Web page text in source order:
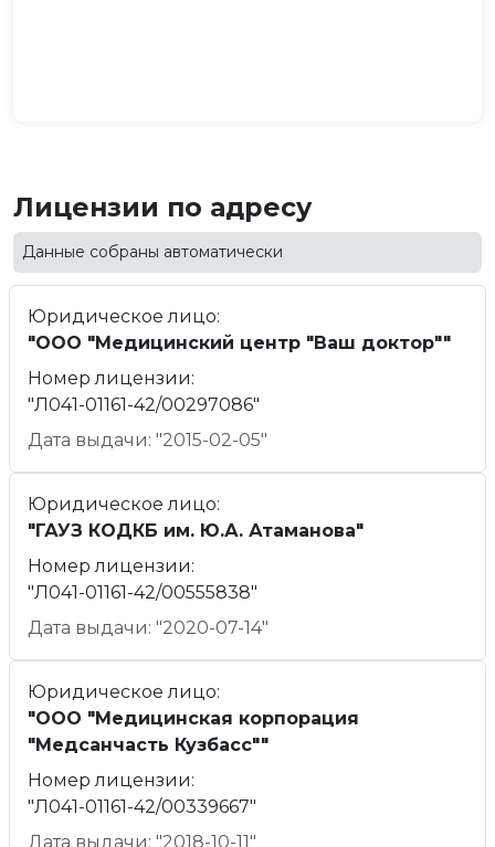
Лицензии по адресу
Данные собраны автоматически
Юридическое лицо:
"ООО "Медицинский центр "Ваш доктор""
Номер лицензии:
"Л041-01161-42/00297086"
Дата выдачи: "2015-02-05"
Юридическое лицо:
"ГАУЗ КОДКБ им. Ю.А. Атаманова"
Номер лицензии:
"Л041-01161-42/00555838"
Дата выдачи: "2020-07-14"
Юридическое лицо:
"ООО "Медицинская корпорация
"Медсанчасть Кузбасс""
Номер лицензии:
"Л041-01161-42/00339667"
Дата выдачи: "2018-10-11"